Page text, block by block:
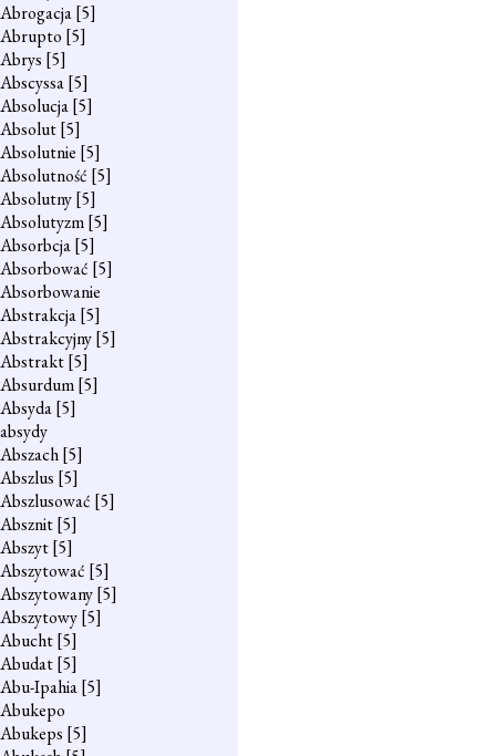
Abrogacja[5]
Abrupto [5]
Abrys [5]
Abscyssa[5]
Absolucja[5]
Absolut[5]
Absolutnie [5]
Absolutność [5]
Absolutny[5]
Absolutyzm[5]
Absorbcja[5]
Absorbować [5]
Absorbowanie
Abstrakcja[5]
Abstrakcyjny[5]
Abstrakt[5]
Absurdum[5]
Absyda[5]
absydy
Abszach[5]
Abszlus [5]
Abszlusować [5]
Absznit[5]
Abszyt[5]
Abszytować [5]
Abszytowany[5]
Abszytowy[5]
Abucht[5]
Abudat[5]
Abu-Ipahia[5]
Abukepo
Abukeps [5]